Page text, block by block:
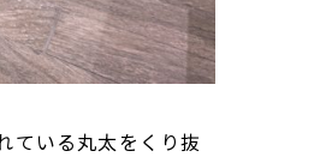
ている丸太をくり抜